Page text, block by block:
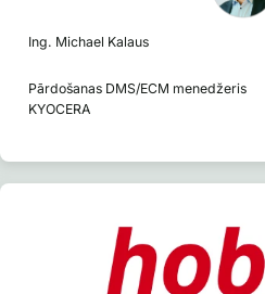
Ing. Michael Kalaus
Pārdošanas DMS/ECM menedžeris
KYOCERA